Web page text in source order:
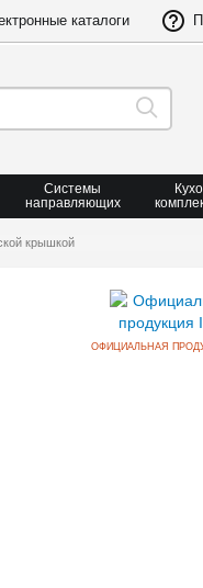
каталоги
Системы
направляющих
крышкой
ОФИЦИАЛЬНАЯ